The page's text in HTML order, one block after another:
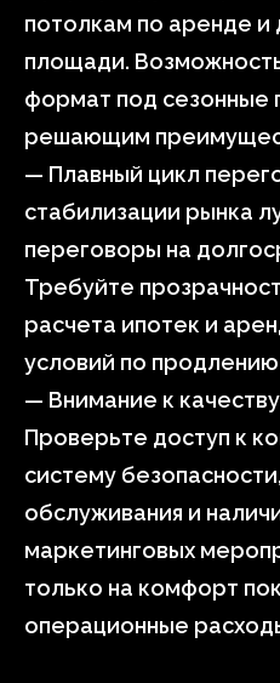
потолкам по аренде
площади.
формат под сезонные
решающим
— Плавный цикл
стабилизации рынка
переговоры на
Требуйте
расчета ипотек и
условий по
— Внимание к
Проверьте доступ к
систему
обслуживания и
маркетинговых
только на комфорт
операционные